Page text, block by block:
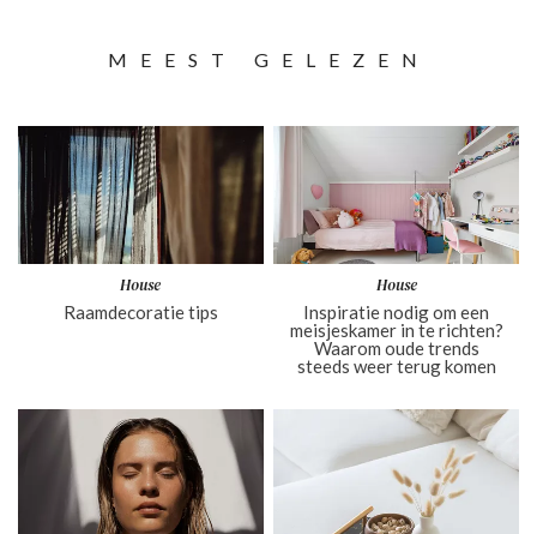
MEEST GELEZEN
House
Raamdecoratie tips
House
Inspiratie nodig om een
meisjeskamer in te richten?
Waarom oude trends
steeds weer terug komen